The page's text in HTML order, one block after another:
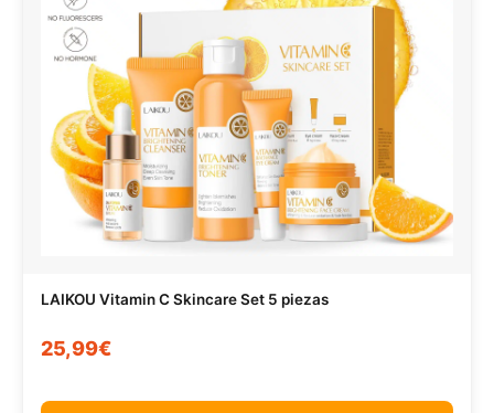
LAIKOU Vitamin C Skincare Set 5 piezas
25,99€